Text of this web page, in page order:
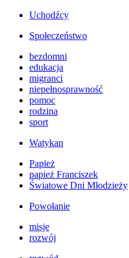
Uchodźcy
Społeczeństwo
bezdomni
edukacja
migranci
niepełnosprawność
pomoc
rodzina
sport
Watykan
Papież
papież Franciszek
Światowe Dni Młodzieży
Powołanie
misje
rozwój